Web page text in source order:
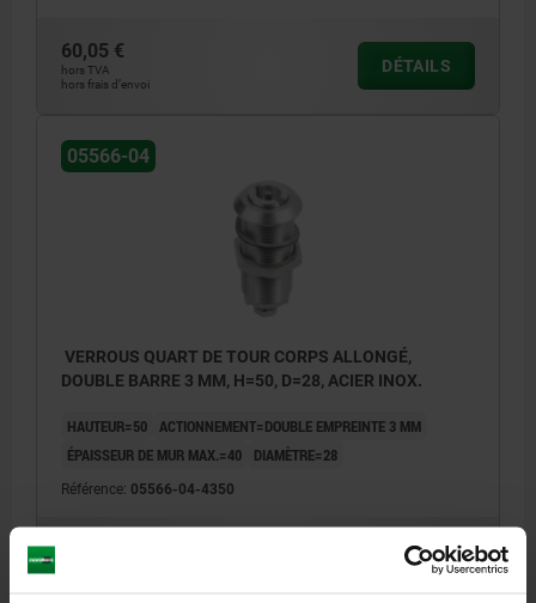
60,05 €
hors TVA
hors frais d’envoi
DÉTAILS
05566-04
VERROUS QUART DE TOUR CORPS ALLONGÉ,
DOUBLE BARRE 3 MM, H=50, D=28, ACIER INOX.
HAUTEUR=50 ACTIONNEMENT=DOUBLE EMPREINTE 3 MM
ÉPAISSEUR DE MUR MAX.=40
DIAMÈTRE=28
Référence: 05566-04-4350
DÉTAILS